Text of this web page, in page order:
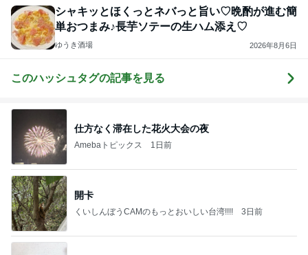
シャキッとほくっとネバっと旨い♡晩酌が進む簡
単おつまみ♪長芋ソテーの生ハム添え♡
ゆうき酒場 2026年8月6日
このハッシュタグの記事を見る
仕方なく滞在した花火大会の夜
Amebaトピックス 1日前
開卡
くいしんぼうCAMのもっとおいしい台湾!!!! 3日前